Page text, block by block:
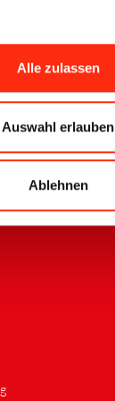
Alle zulassen
Auswahl erlauben
Ablehnen
Zurück